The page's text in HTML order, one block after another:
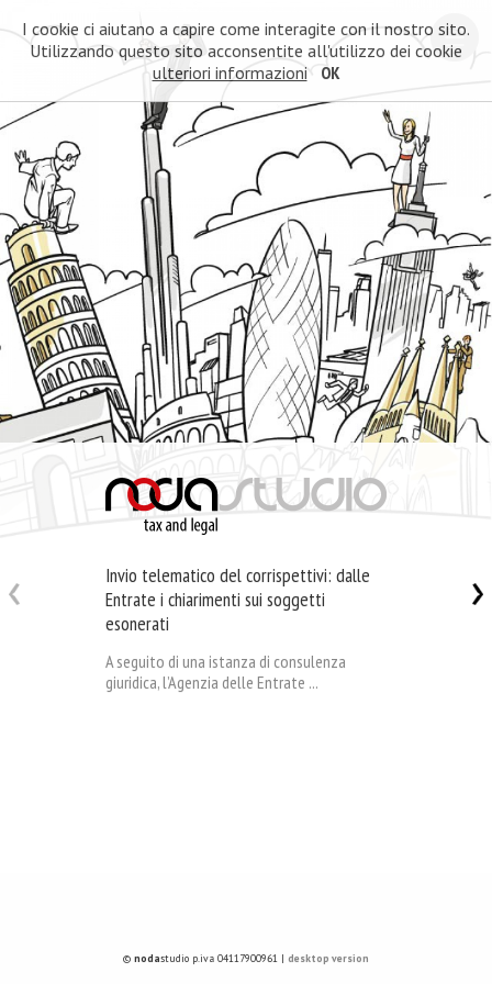
Invio telematico del corrispettivi: dalle
Entrate i chiarimenti sui soggetti
esonerati
A seguito di una istanza di consulenza
giuridica, l’Agenzia delle Entrate ...
© nodastudio p.iva 04117900961 | desktop version
I cookie ci aiutano a capire come interagite con il nostro sito.
Utilizzando questo sito acconsentite all'utilizzo dei cookie
ulteriori informazioni
OK